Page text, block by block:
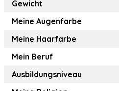
Gewicht
Meine Augenfarbe
Meine Haarfarbe
Mein Beruf
Ausbildungsniveau